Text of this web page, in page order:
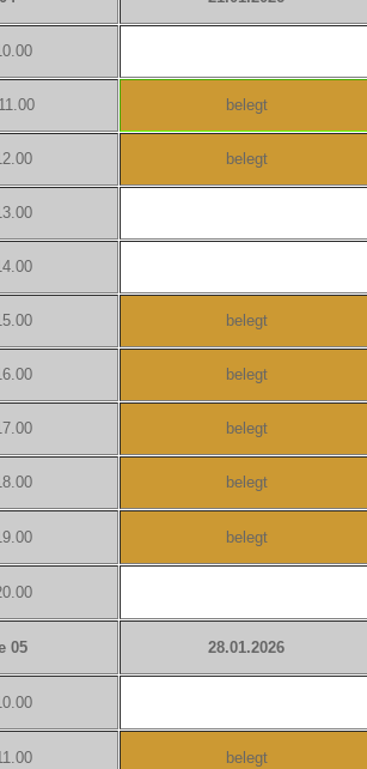
belegt
belegt
belegt
belegt
belegt
belegt
belegt
05 28.01.2026
belegt